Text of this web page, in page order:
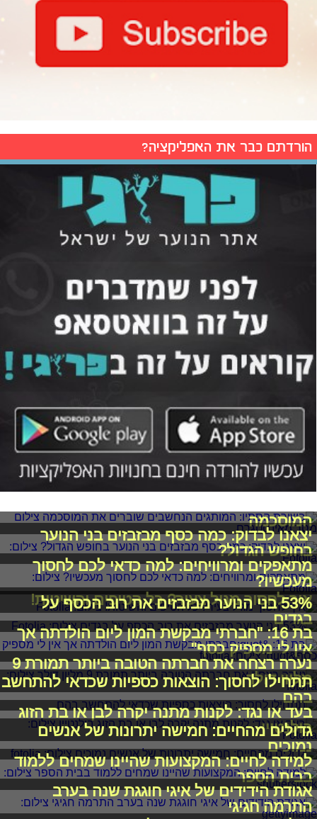
הורדתם כבר את האפליקציה?
המוסכמה
יצאנו לבדוק: כמה כסף מבזבזים בני הנוער
בחופש הגדול?
מתאפקים ומרוויחים: למה כדאי לכם לחסוך
מעכשיו?
איך לחסוך מגיל צעיר? כל הטיפים והשיטות!
53% בני הנוער מבזבזים את רוב הכסף על
בגדים
בת 16: "חברתי מבקשת המון ליום הולדתה אך
אין לי מספיק כסף"
נערה רצחה את חברתה הטובה ביותר תמורת 9
מליון דולר
תתחילו לחסוך: הוצאות כספיות שכדאי להתחשב
בהם
בעד או נגד: לקנות מתנה יקרה לבן או בת הזוג
בולנטיין
גדולים מהחיים: חמישה יתרונות של אנשים
נמוכים
למידה לחיים: המקצועות שהיינו שמחים ללמוד
בבית הספר
אגודת הידידים של איגי חוגגת שנה בערב
התרמה חגיגי